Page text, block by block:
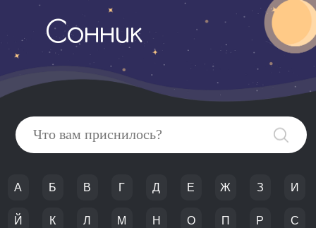
Сонник
А Б В Г Д Е Ж З И
Й К Л М Н О П Р С